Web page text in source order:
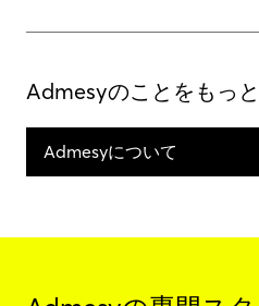
Admesyのことをもっ
Admesyについて